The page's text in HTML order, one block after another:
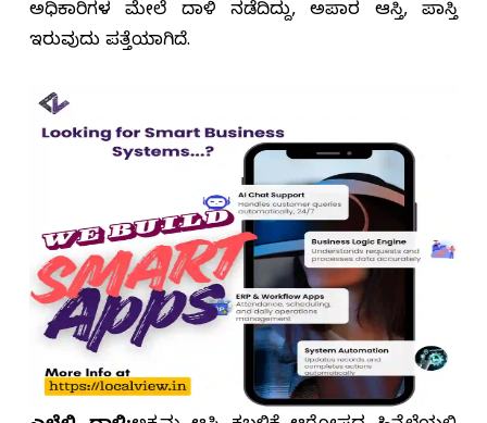
ಅಧಿಕಾರಿಗಳ ಮೇಲೆ ದಾಳಿ ನಡೆದಿದ್ದು, ಅಪಾರ ಆಸ್ತಿ, ಪಾಸ್ತಿ
ಇರುವುದು ಪತ್ತೆಯಾಗಿದೆ.